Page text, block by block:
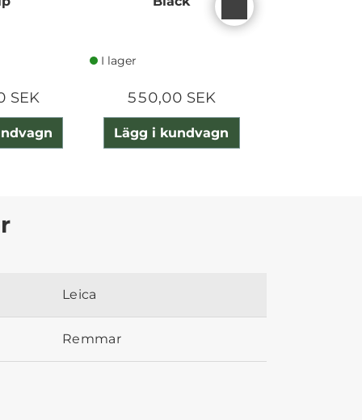
SEK
I lager
550,00 SEK
Lägg i kundvagn
Leica
Remmar